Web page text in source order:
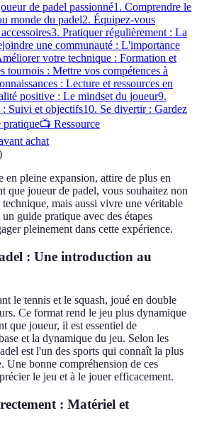
de padel passionné1. Comprendre le
monde du padel2. Équipez-vous
3. Pratiquer régulièrement : La
une communauté : L'importance
votre technique : Formation et
tournois : Mettre vos compétences à
: Lecture et ressources en
positive : Le mindset du joueur9.
: Suivi et objectifs10. Se divertir : Gardez
📺 Ressource
achat
en pleine expansion, attire de plus en
que joueur de padel, vous souhaitez non
mais aussi vivre une véritable
guide pratique avec des étapes
pleinement dans cette expérience.
: Une introduction au
le tennis et le squash, joué en double
Ce format rend le jeu plus dynamique
que joueur, il est essentiel de
et la dynamique du jeu. Selon les
est l'un des sports qui connaît la plus
Une bonne compréhension de ces
le jeu et à le jouer efficacement.
: Matériel et